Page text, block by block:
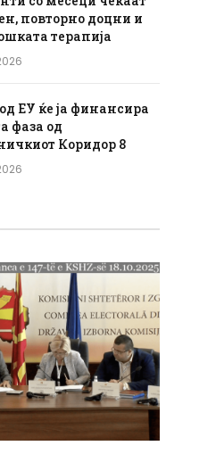
повторно доцни и
терапија
ЕУ ќе ја финансира
фаза од
Коридор 8